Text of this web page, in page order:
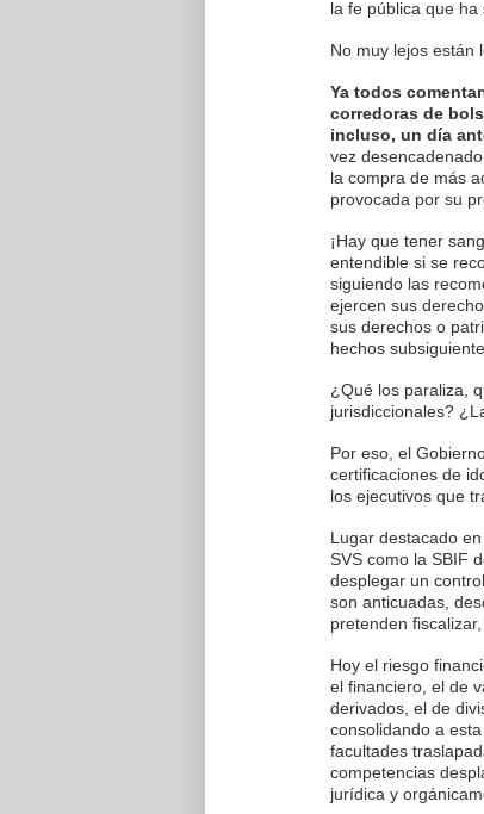
la fe pública que
No muy lejos están
Ya todos
corredoras de
incluso, un día
vez
la compra de más
provocada por su
¡Hay que tener
entendible si se
siguiendo las
ejercen sus
sus derechos o
hechos
¿Qué los paraliza,
jurisdiccionales?
Por eso, el
certificaciones de
los ejecutivos que
Lugar destacado
SVS como la SBIF
desplegar un
son anticuadas,
pretenden
Hoy el riesgo
el financiero, el de
derivados, el de
consolidando a
facultades
competencias
jurídica y